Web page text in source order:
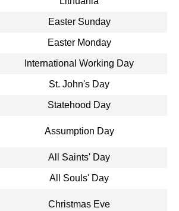
Easter Sunday
Easter Monday
International Working Day
St. John's Day
Statehood Day
Assumption Day
All Saints' Day
All Souls' Day
Christmas Eve